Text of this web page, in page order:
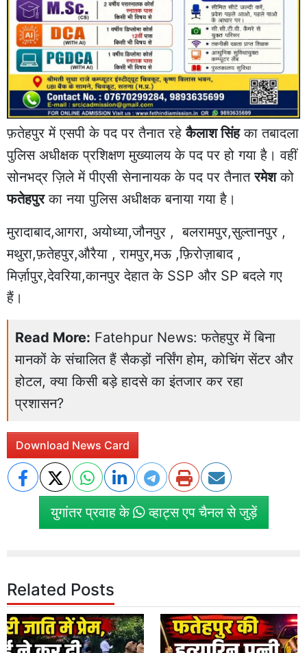
फ़तेहपुर में एसपी के पद पर तैनात रहेकैलाश सिंहका तबादला
पुलिस अधीक्षक प्रशिक्षण मुख्यालय के पद पर हो गया है। वहीं
सोनभद्र ज़िले में पीएसी सेनानायक के पद पर तैनातरमेशको
फतेहपुरका नया पुलिस अधीक्षक बनाया गया है।
मुरादाबाद,आगरा, अयोध्या,जौनपुर , बलरामपुर,सुल्तानपुर ,
मथुरा,फ़तेहपुर,औरैया , रामपुर,मऊ ,फ़िरोज़ाबाद ,
मिर्ज़ापुर,देवरिया,कानपुर देहात के SSP और SP बदले गए
हैं।
Read More: Fatehpur News: फतेहपुर में बिना
मानकों के संचालित हैं सैकड़ों नर्सिंग होम, कोचिंग सेंटर और
होटल, क्या किसी बड़े हादसे का इंतजार कर रहा
प्रशासन?
Download News Card
युगांतर प्रवाह के व्हाट्स एप चैनल से जुड़ें
Related Posts